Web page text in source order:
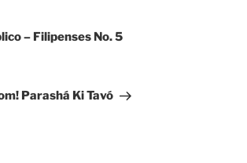
– Filipenses No. 5
Parashá Ki Tavó